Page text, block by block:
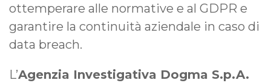
ottemperare alle normative e al GDPR e
garantire la continuità aziendale in caso di
data breach.
L’Agenzia Investigativa Dogma S.p.A.